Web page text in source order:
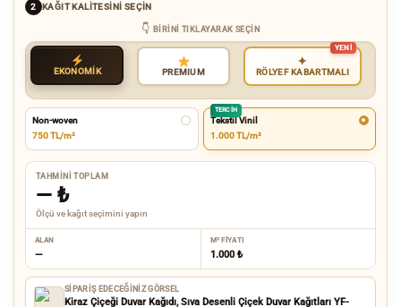
2 KAĞIT KALITESINI SEÇIN
BIRINI TIKLAYARAK SEÇIN
EKONOMİK PREMIUM
✦
RÖLYEF KABARTMALI
Non-woven
750 TL/m²
TERCIH
Tekstil Vinil
1.000 TL/m²
TAHMINI TOPLAM
— ₺
Ölçü ve kağıt seçimini yapın
ALAN
—
M² FIYATI
1.000 ₺
SIPARIŞ EDECEĞINIZ GÖRSEL
Kiraz Çiçeği Duvar Kağıdı, Sıva Desenli Çiçek Duvar Kağıtları YF-